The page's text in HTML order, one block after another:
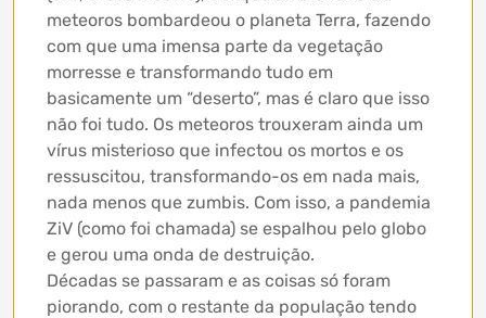
meteoros bombardeou o planeta Terra, fazendo
com que uma imensa parte da vegetação
morresse e transformando tudo em
basicamente um “deserto”, mas é claro que isso
não foi tudo. Os meteoros trouxeram ainda um
vírus misterioso que infectou os mortos e os
ressuscitou, transformando-os em nada mais,
nada menos que zumbis. Com isso, a pandemia
ZiV (como foi chamada) se espalhou pelo globo
e gerou uma onda de destruição.
Décadas se passaram e as coisas só foram
piorando, com o restante da população tendo